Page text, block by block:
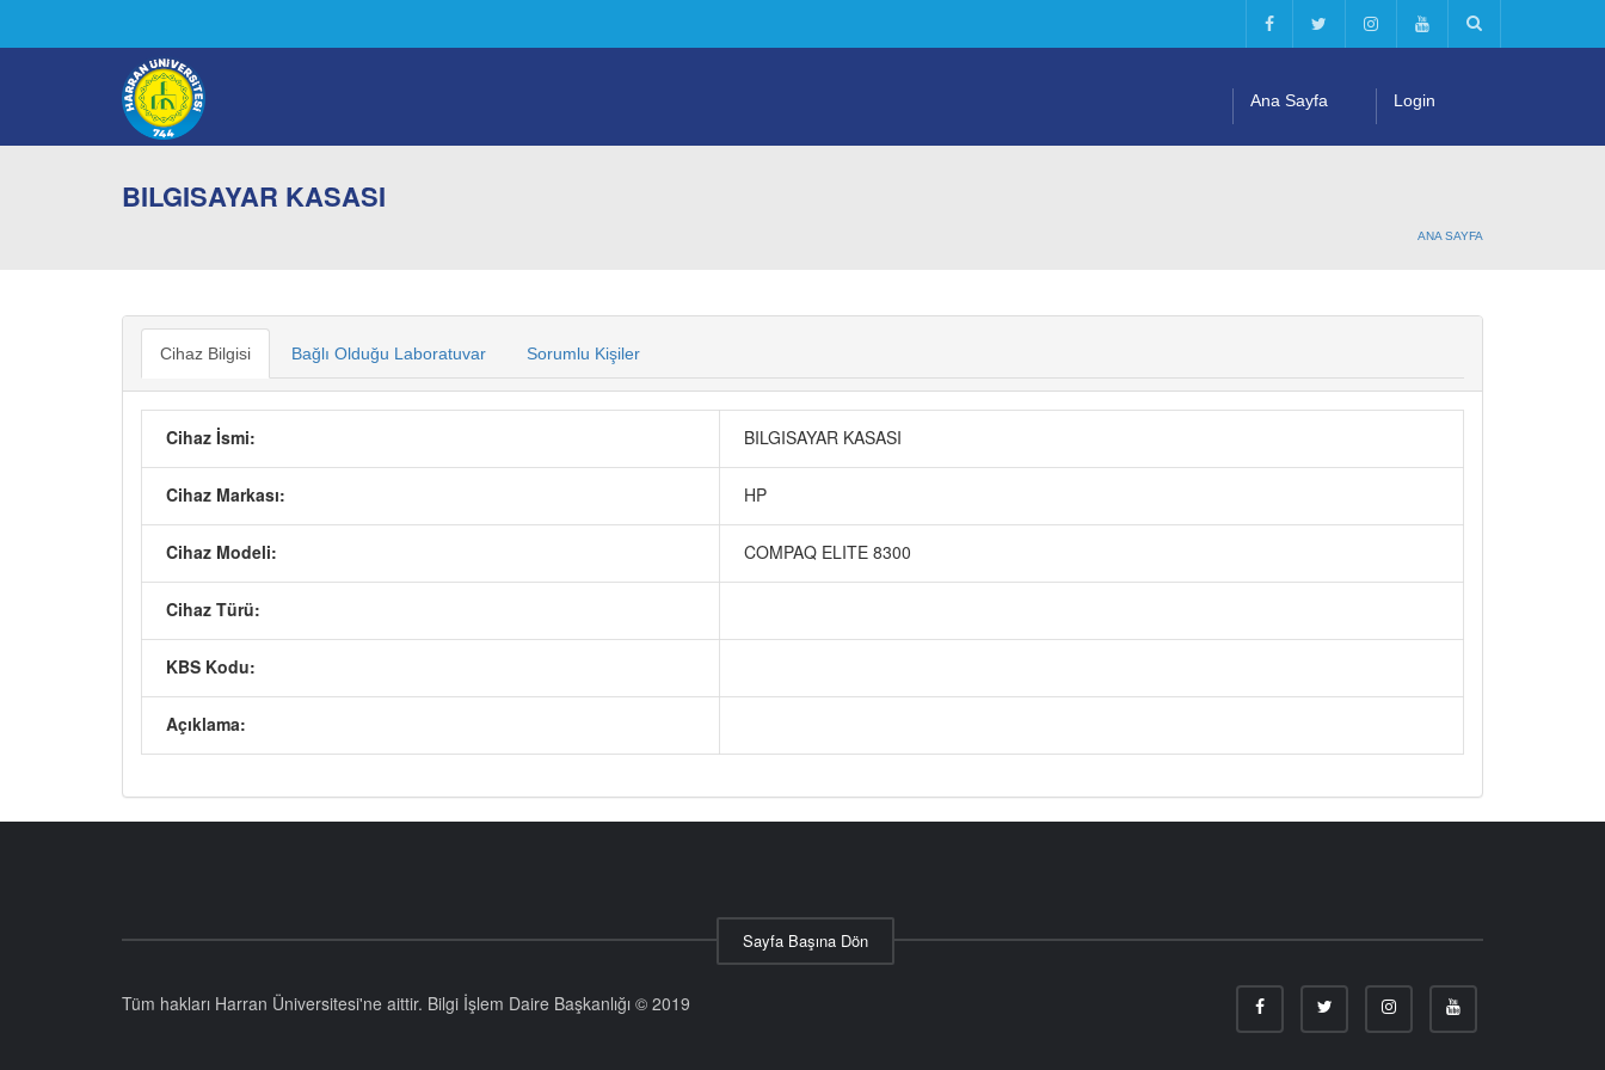
Ana Sayfa Login
BILGISAYAR KASASI
ANA SAYFA
Cihaz Bilgisi Bağlı Olduğu Laboratuvar Sorumlu Kişiler
Cihaz İsmi: BILGISAYAR KASASI
Cihaz Markası: HP
Cihaz Modeli: COMPAQ ELITE 8300
Cihaz Türü:
KBS Kodu:
Açıklama:
Sayfa Başına Dön
Tüm hakları Harran Üniversitesi'ne aittir. Bilgi İşlem Daire Başkanlığı © 2019